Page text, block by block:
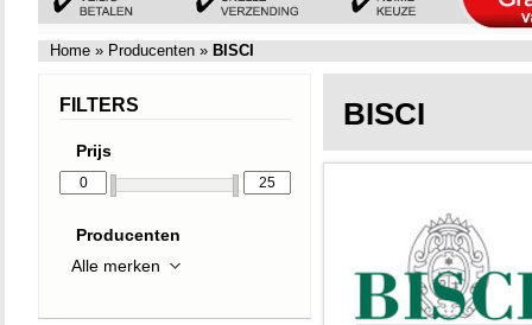
Home » Producenten » BISCI
BISCI
FILTERS
Prijs
Producenten